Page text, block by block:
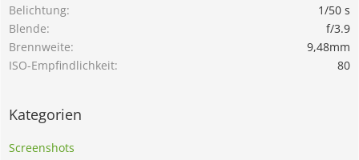
Belichtung
1/50 s
Blende
f/3.9
Brennweite
9,48mm
ISO-Empfindlichkeit
80
Kategorien
Screenshots